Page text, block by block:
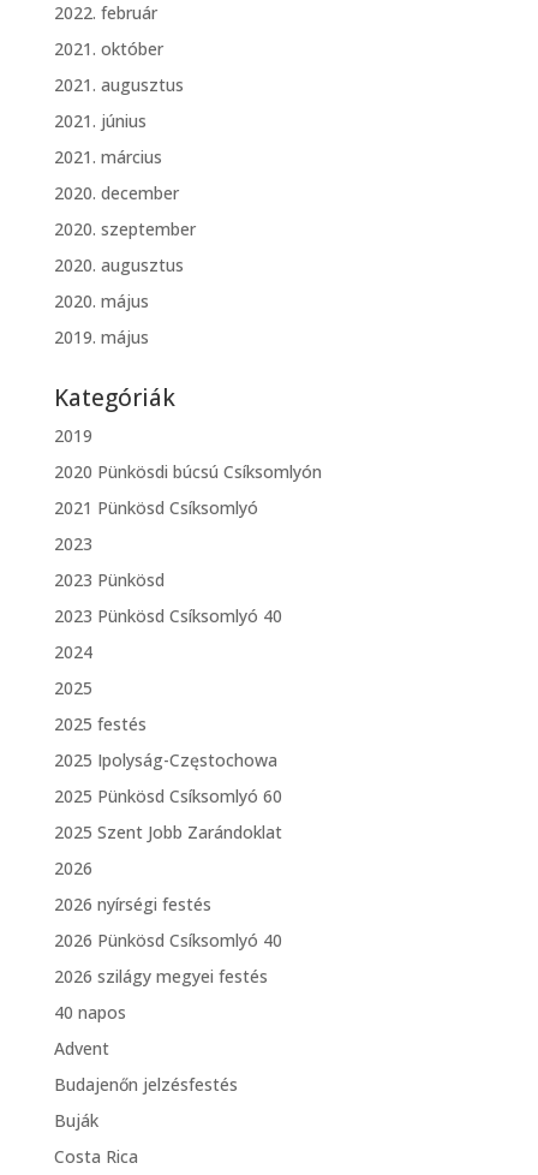
2022. február
2021. október
2021. augusztus
2021. június
2021. március
2020. december
2020. szeptember
2020. augusztus
2020. május
2019. május
Kategóriák
2019
2020 Pünkösdi búcsú Csíksomlyón
2021 Pünkösd Csíksomlyó
2023
2023 Pünkösd
2023 Pünkösd Csíksomlyó 40
2024
2025
2025 festés
2025 Ipolyság-Częstochowa
2025 Pünkösd Csíksomlyó 60
2025 Szent Jobb Zarándoklat
2026
2026 nyírségi festés
2026 Pünkösd Csíksomlyó 40
2026 szilágy megyei festés
40 napos
Advent
Budajenőn jelzésfestés
Buják
Costa Rica